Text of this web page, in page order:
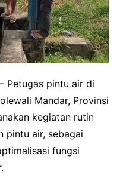
Petugas pintu air di
Mandar, Provinsi
kegiatan rutin
pintu air, sebagai
fungsi